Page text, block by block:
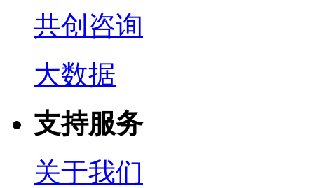
共创咨询
大数据
支持服务
关于我们